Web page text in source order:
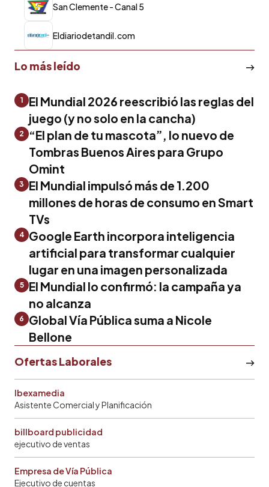
San Clemente - Canal 5
Eldiariodetandil.com
Lo más leído
1
El Mundial 2026 reescribió las reglas del
juego (y no solo en la cancha)
2
“El plan de tu mascota”, lo nuevo de
Tombras Buenos Aires para Grupo
Omint
3
El Mundial impulsó más de 1.200
millones de horas de consumo en Smart
TVs
4 Google Earth incorpora inteligencia
artificial para transformar cualquier
lugar en una imagen personalizada
5
El Mundial lo confirmó: la campaña ya
no alcanza
6
Global Vía Pública suma a Nicole
Bellone
Ofertas Laborales
Ibexamedia
Asistente Comercial y Planificación
billboard publicidad
ejecutivo de ventas
Empresa de Vía Pública
Ejecutivo de cuentas